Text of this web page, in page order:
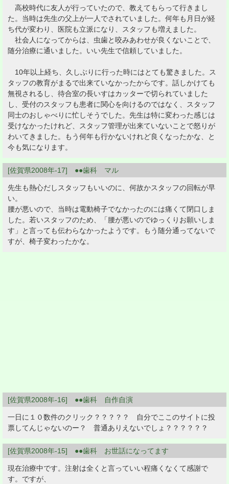
高校時代に友人が行っていたので、教えてもらって行きまし
た。当時は先生の父上が一人でされていました。何年も月日が経
ち代が変わり、医院も立派になり、スタッフも増えました。
社会人になってからは、虫歯と咬みあわせが良くないことで、
随分治療に通いました。いい先生で信頼していました。
10年以上経ち、久しぶりに行った時にはとても驚きました。ス
タッフの教育がまるで出来ていなかったからです。話しかけても
無視されるし、待合室の長いすはカッターで切られていました
し、受付のスタッフも患者に関心を向けるのではなく、スタッフ
同士のおしゃべりに忙しそうでした。先生は特に変わった感じは
受けなかったけれど、スタッフ管理が出来ていないことで怒りが
わいてきました。もう何年も行かないけれど良くなったかな、と
今も気になります。
[佐賀県2008年-17] ●●歯科 マル
先生も熱心だしスタッフもいいのに、何故かスタッフの回転が早
い。
腰が悪いので、当時は電動椅子でなかったのには痛くて閉口しま
した。若いスタッフのため、「腰が悪いのでゆっくりお願いしま
す」と言っても伝わらなかったようです。もう随分通ってないで
すが、椅子変わったかな。
[佐賀県2008年-16] ●●歯科 自作自演
一日に１０数件のクリック？？？？？ 自分でここのサイトに投
票してんじゃないのー？ 普通ありえないでしょ？？？？？？
[佐賀県2008年-15] ●●歯科 お世話になってます
現在治療中です。注射は全くと言っていい程痛くなくて感謝で
す。ですが、